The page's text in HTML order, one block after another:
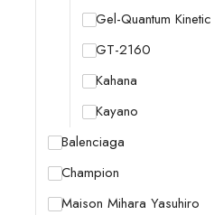
Gel-Quantum Kinetic
GT-2160
Kahana
Kayano
Balenciaga
Champion
Maison Mihara Yasuhiro